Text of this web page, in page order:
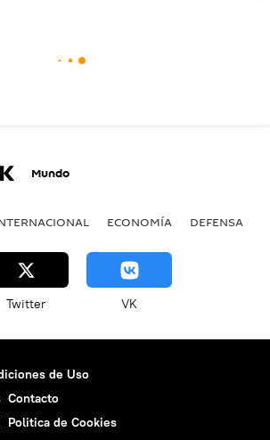
Mundo
ECONOMÍA DEFENSA
Twitter VK
de Uso
Contacto
Politica de Cookies